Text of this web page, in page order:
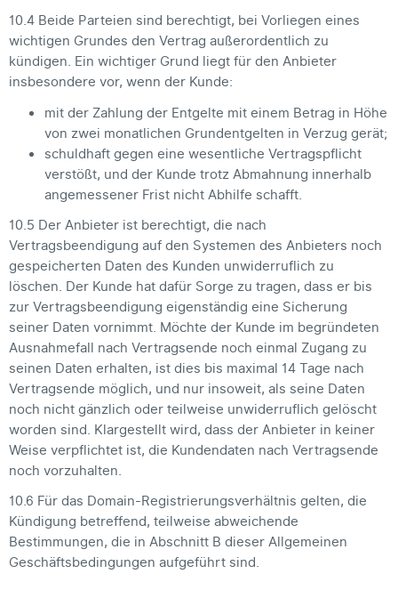
10.4 Beide Parteien sind berechtigt, bei Vorliegen eines
wichtigen Grundes den Vertrag außerordentlich zu
kündigen. Ein wichtiger Grund liegt für den Anbieter
insbesondere vor, wenn der Kunde:
mit der Zahlung der Entgelte mit einem Betrag in Höhe
von zwei monatlichen Grundentgelten in Verzug gerät;
schuldhaft gegen eine wesentliche Vertragspflicht
verstößt, und der Kunde trotz Abmahnung innerhalb
angemessener Frist nicht Abhilfe schafft.
10.5 Der Anbieter ist berechtigt, die nach
Vertragsbeendigung auf den Systemen des Anbieters noch
gespeicherten Daten des Kunden unwiderruflich zu
löschen. Der Kunde hat dafür Sorge zu tragen, dass er bis
zur Vertragsbeendigung eigenständig eine Sicherung
seiner Daten vornimmt. Möchte der Kunde im begründeten
Ausnahmefall nach Vertragsende noch einmal Zugang zu
seinen Daten erhalten, ist dies bis maximal 14 Tage nach
Vertragsende möglich, und nur insoweit, als seine Daten
noch nicht gänzlich oder teilweise unwiderruflich gelöscht
worden sind. Klargestellt wird, dass der Anbieter in keiner
Weise verpflichtet ist, die Kundendaten nach Vertragsende
noch vorzuhalten.
10.6 Für das Domain-Registrierungsverhältnis gelten, die
Kündigung betreffend, teilweise abweichende
Bestimmungen, die in Abschnitt B dieser Allgemeinen
Geschäftsbedingungen aufgeführt sind.